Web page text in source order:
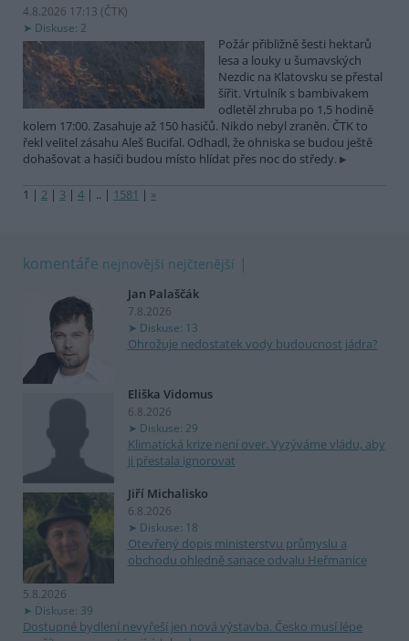
4.8.2026 17:13 (ČTK)
Diskuse: 2
Požár přibližně šesti hektarů
lesa a louky u šumavských
Nezdic na Klatovsku se přestal
šířit. Vrtulník s bambivakem
odletěl zhruba po 1,5 hodině
kolem 17:00. Zasahuje až 150 hasičů. Nikdo nebyl zraněn. ČTK to
řekl velitel zásahu Aleš Bucifal. Odhadl, že ohniska se budou ještě
dohašovat a hasiči budou místo hlídat přes noc do středy.
1 | 2 | 3 | 4 | .. | 1581 | »
komentáře nejnovější nejčtenější
Jan Palaščák
7.8.2026
Diskuse: 13
Ohrožuje nedostatek vody budoucnost jádra?
Eliška Vidomus
6.8.2026
Diskuse: 29
Klimatická krize není over. Vyzýváme vládu, aby
ji přestala ignorovat
Jiří Michalisko
6.8.2026
Diskuse: 18
Otevřený dopis ministerstvu průmyslu a
obchodu ohledně sanace odvalu Heřmanice
5.8.2026
Diskuse: 39
Dostupné bydlení nevyřeší jen nová výstavba. Česko musí lépe